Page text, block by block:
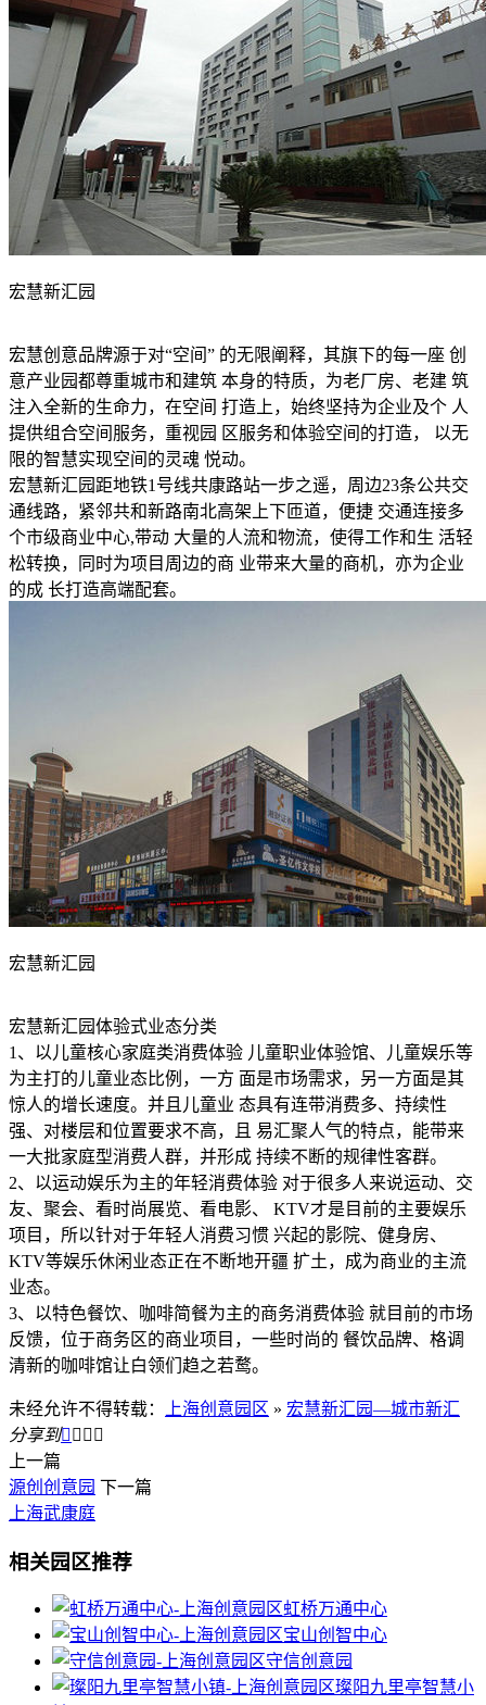
宏慧新汇园
宏慧创意品牌源于对“空间” 的无限阐释，其旗下的每一座 创
意产业园都尊重城市和建筑 本身的特质，为老厂房、老建 筑
注入全新的生命力，在空间 打造上，始终坚持为企业及个 人
提供组合空间服务，重视园 区服务和体验空间的打造， 以无
限的智慧实现空间的灵魂 悦动。
宏慧新汇园距地铁1号线共康路站一步之遥，周边23条公共交
通线路，紧邻共和新路南北高架上下匝道，便捷 交通连接多
个市级商业中心,带动 大量的人流和物流，使得工作和生 活轻
松转换，同时为项目周边的商 业带来大量的商机，亦为企业
的成 长打造高端配套。
宏慧新汇园
宏慧新汇园体验式业态分类
1、以儿童核心家庭类消费体验 儿童职业体验馆、儿童娱乐等
为主打的儿童业态比例，一方 面是市场需求，另一方面是其
惊人的增长速度。并且儿童业 态具有连带消费多、持续性
强、对楼层和位置要求不高，且 易汇聚人气的特点，能带来
一大批家庭型消费人群，并形成 持续不断的规律性客群。
2、以运动娱乐为主的年轻消费体验 对于很多人来说运动、交
友、聚会、看时尚展览、看电影、 KTV才是目前的主要娱乐
项目，所以针对于年轻人消费习惯 兴起的影院、健身房、
KTV等娱乐休闲业态正在不断地开疆 扩土，成为商业的主流
业态。
3、以特色餐饮、咖啡简餐为主的商务消费体验 就目前的市场
反馈，位于商务区的商业项目，一些时尚的 餐饮品牌、格调
清新的咖啡馆让白领们趋之若鹜。
未经允许不得转载： 上海创意园区 » 宏慧新汇园—城市新汇
分享到   
上一篇
源创创意园 下一篇
上海武康庭
相关园区推荐
虹桥万通中心
宝山创智中心
守信创意园
璨阳九里亭智慧小